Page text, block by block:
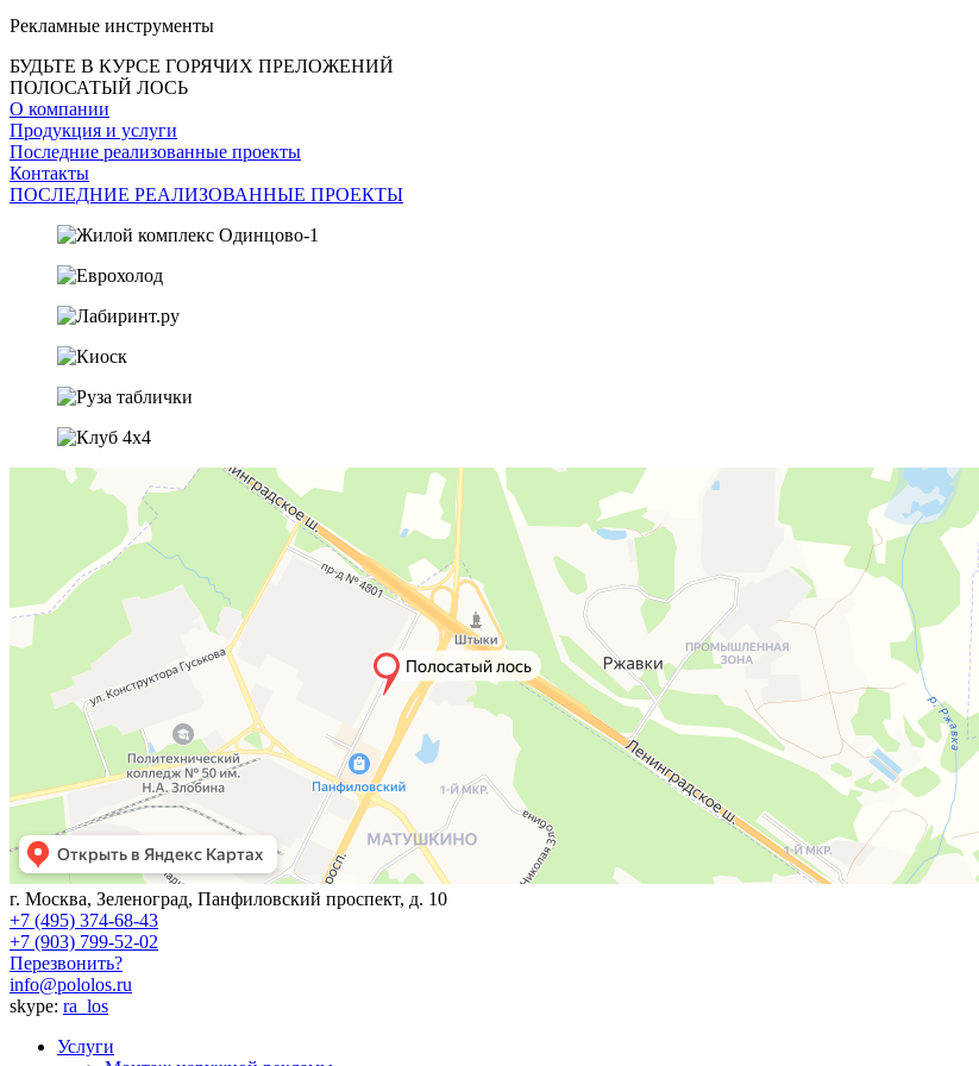
Рекламные инструменты
БУДЬТЕ В КУРСЕ ГОРЯЧИХ ПРЕЛОЖЕНИЙ
ПОЛОСАТЫЙ ЛОСЬ
О компании
Продукция и услуги
Последние реализованные проекты
Контакты
ПОСЛЕДНИЕ РЕАЛИЗОВАННЫЕ ПРОЕКТЫ
г. Москва, Зеленоград, Панфиловский проспект, д. 10
+7 (495) 374-68-43
+7 (903) 799-52-02
Перезвонить?
info@pololos.ru
skype: ra_los
Услуги